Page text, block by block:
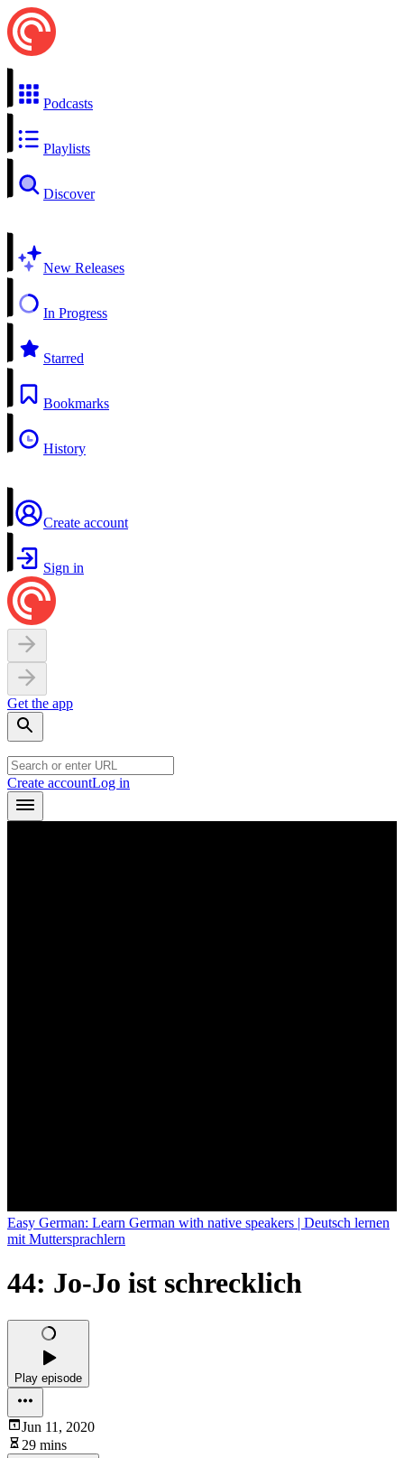
Podcasts
Playlists
Discover
New Releases
In Progress
Starred
Bookmarks
History
Create account
Sign in
Get the app
Create accountLog in
Easy German: Learn German with native speakers | Deutsch lernen
mit Muttersprachlern
44: Jo-Jo ist schrecklich
Play episode
Jun 11, 2020
29 mins